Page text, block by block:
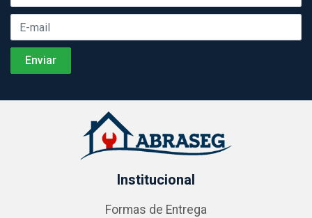
Institucional
Formas de Entrega